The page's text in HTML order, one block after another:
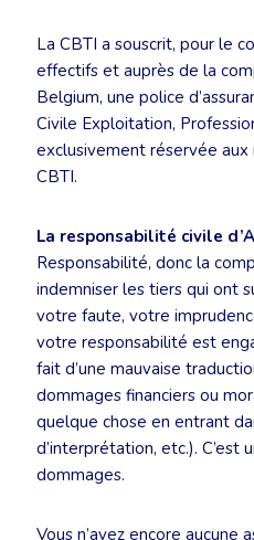
La CBTI a souscrit, pour le
effectifs et auprès de la
Belgium, une police
Civile Exploitation,
exclusivement réservée
CBTI.
La responsabilité civile
Responsabilité, donc la
indemniser les tiers qui ont
votre faute, votre
votre responsabilité est
fait d’une mauvaise
dommages financiers ou
quelque chose en entrant
d’interprétation, etc.). C’est
dommages.
Vous n’avez encore aucune